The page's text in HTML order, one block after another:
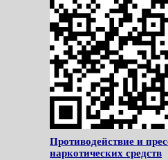
Противодействие и
наркотических средств